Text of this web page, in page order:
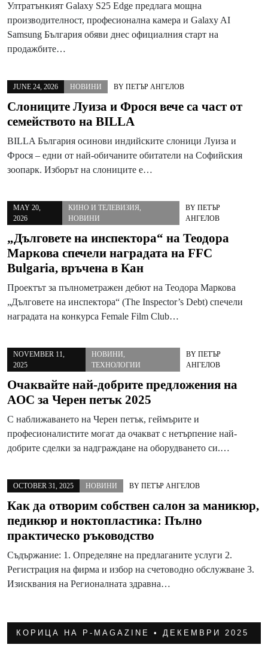
Ултратънкият Galaxy S25 Edge предлага мощна
производителност, професионална камера и Galaxy AI
Samsung България обяви днес официалния старт на
продажбите…
JUNE 24, 2026 НОВИНИ BY ПЕТЪР АНГЕЛОВ
Слониците Луиза и Фрося вече са част от
семейството на BILLA
BILLA България осинови индийските слоници Луиза и
Фрося – едни от най-обичаните обитатели на Софийския
зоопарк. Изборът на слониците е…
MAY 20,
2026
КИНО И ТЕЛЕВИЗИЯ,
НОВИНИ
BY ПЕТЪР
АНГЕЛОВ
„Дълговете на инспектора“ на Теодора
Маркова спечели наградата на FFC
Bulgaria, връчена в Кан
Проектът за пълнометражен дебют на Теодора Маркова
„Дълговете на инспектора“ (The Inspector’s Debt) спечели
наградата на конкурса Female Film Club…
NOVEMBER 11,
2025
НОВИНИ,
ТЕХНОЛОГИИ
BY ПЕТЪР
АНГЕЛОВ
Очаквайте най-добрите предложения на
AOC за Черен петък 2025
С наближаването на Черен петък, геймърите и
професионалистите могат да очакват с нетърпение най-
добрите сделки за надграждане на оборудването си.…
OCTOBER 31, 2025 НОВИНИ BY ПЕТЪР АНГЕЛОВ
Как да отворим собствен салон за маникюр,
педикюр и ноктопластика: Пълно
практическо ръководство
Съдържание: 1. Определяне на предлаганите услуги 2.
Регистрация на фирма и избор на счетоводно обслужване 3.
Изисквания на Регионалната здравна…
КОРИЦА НА P-MAGAZINE • ДЕКЕМВРИ 2025